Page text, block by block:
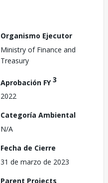
Organismo Ejecutor
Ministry of Finance and
Treasury
Aprobación FY3
2022
Categoría Ambiental
N/A
Fecha de Cierre
31 de marzo de 2023
Parent Projects